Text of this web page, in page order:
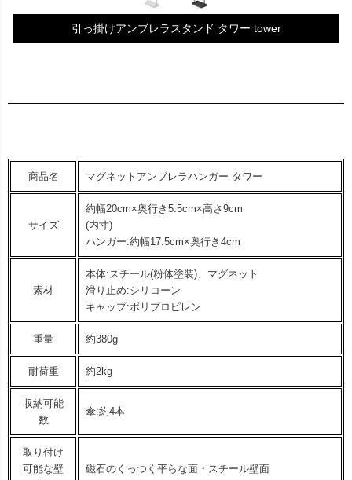
引っ掛けアンブレラスタンド タワー tower
商品名 マグネットアンブレラハンガー タワー
サイズ
約幅20cm×奥行き5.5cm×高さ9cm
(内寸)
ハンガー:約幅17.5cm×奥行き4cm
素材
本体:スチール(粉体塗装)、マグネット
滑り止め:シリコーン
キャップ:ポリプロピレン
重量 約380g
耐荷重 約2kg
収納可能
数
傘:約4本
取り付け
可能な壁
磁石のくっつく平らな面・スチール壁面